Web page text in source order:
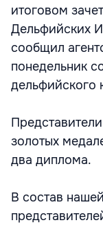
итоговом
Дельфийских
сообщил
понедельник
дельфийского
золотых
два диплома.
В состав